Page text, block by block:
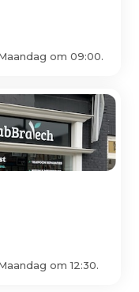
om 09:00.
om 12:30.